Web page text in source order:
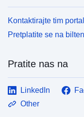
Kontaktirajte tim
Pretplatite se na bilten
Pratite nas na
LinkedIn
Other